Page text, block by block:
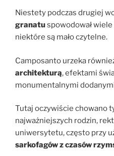
Niestety podczas drugiej
granatuspowodował
niektóre są mało czytelne.
Camposanto urzeka
architekturą, efektami
monumentalnymi
Tutaj oczywiście chowano
najważniejszych rodzin,
uniwersytetu, często przy
sarkofagów z czasów